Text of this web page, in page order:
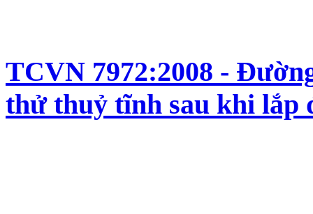
TCVN 7972:2008 -
thử thuỷ tĩnh sau khi lắp